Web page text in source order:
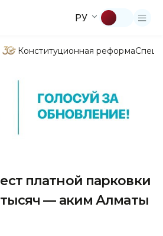
РУ
Конституционная реформа
платной парковки
тысяч — аким Алматы